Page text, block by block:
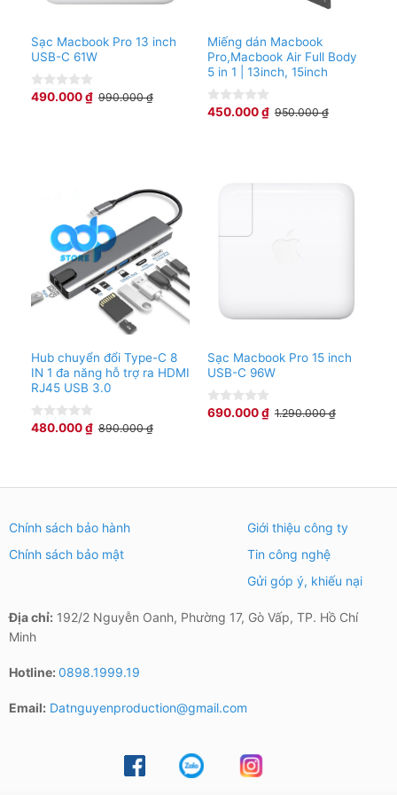
Sạc Macbook Pro 13 inch
USB-C 61W
0
490.000₫ 990.000₫
Miếng dán Macbook
Pro,Macbook Air Full Body
5 in 1 | 13inch, 15inch
0
450.000₫ 950.000₫
Hub chuyển đổi Type-C 8
IN 1 đa năng hỗ trợ ra HDMI
RJ45 USB 3.0
0
480.000₫ 890.000₫
Sạc Macbook Pro 15 inch
USB-C 96W
0
690.000₫ 1.290.000₫
Chính sách bảo hành
Chính sách bảo mật
Giới thiệu công ty
Tin công nghệ
Gửi góp ý, khiếu nại
Địa chỉ: 192/2 Nguyễn Oanh, Phường 17, Gò Vấp, TP. Hồ Chí
Minh
Hotline:0898.1999.19
Email: Datnguyenproduction@gmail.com